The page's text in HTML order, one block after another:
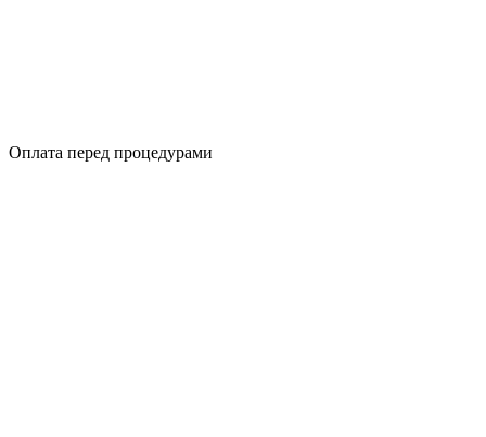
Оплата перед процедурами